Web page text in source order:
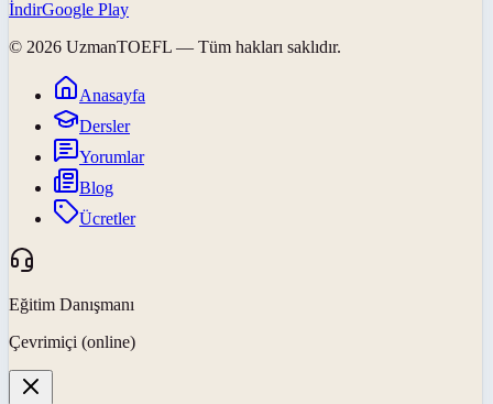
İndirGoogle Play
© 2026 UzmanTOEFL — Tüm hakları saklıdır.
Anasayfa
Dersler
Yorumlar
Blog
Ücretler
Eğitim Danışmanı
Çevrimiçi (online)